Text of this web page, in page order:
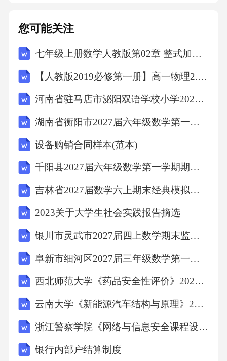
液中通入二氧化碳气体，有碳酸氢钠晶体析
酸钠B.生成的碳酸氢钠质量比碳酸钠大C.溶液中
碳酸钠的质量分数变小D.溶液中碳酸钠的物质
的量浓度变小20、在25℃时，将pH=3的盐酸与p
的pH为（）A.7B.小于7C.大于7D.无法确定二、
实验题（本大题共3个小题，共15分)1、（本题5
分）设计实验研究在一定温度和压强下，乙烯
烯气体、溴水、密闭容器、温度和压强控制装
置等，测量反应速率，检验产物，分析条件对
反应的影响。2、（本题5分）设计实验探究二
氧化硫的化学性质。通过二氧化硫与水、碱溶
物，总结二氧化硫的氧化性、还原性和酸性氧
化物的性质。3、（本题5分）开展实验研究不
同浓度的酒精溶液在加热条件下的挥发速率。
通过测量一定时间内酒精溶液质量的减少量，
分析浓度、温度、空气流速等因素对酒精挥发
您可能关注
七年级上册数学人教版第02章 整式加减测试卷（原卷版）
【人教版2019必修第一册】高一物理2.时间 位移（教学设计）教案
河南省驻马店市泌阳双语学校小学2027届数学三上期末综合测试试题含解析
湖南省衡阳市2027届六年级数学第一学期期末综合测试模拟试题含解析
设备购销合同样本(范本)
千阳县2027届六年级数学第一学期期末监测模拟试题含解析
吉林省2027届数学六上期末经典模拟试题含解析
2023关于大学生社会实践报告摘选
银川市灵武市2027届四上数学期末监测试题含解析
阜新市细河区2027届三年级数学第一学期期末复习检测试题含解析
西北师范大学《药品安全性评价》2024-2025学年第二学期期末试卷
云南大学《新能源汽车结构与原理》2024-2025学年第二学期期末试卷
浙江警察学院《网络与信息安全课程设计》2024-2025学年第二学期期末试卷
银行内部户结算制度